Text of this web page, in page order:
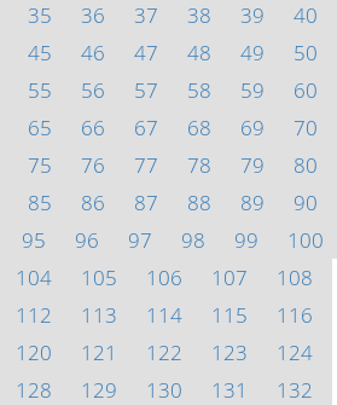
35 36 37 38 39
40
45 46 47 48 49
50
55 56 57 58 59
60
65 66 67 68 69
70
75 76 77 78 79
80
85 86 87 88 89
90
95 96 97 98 99
100
104 105 106 107
108
112 113 114 115
116
120 121 122 123
124
128 129 130 131
132